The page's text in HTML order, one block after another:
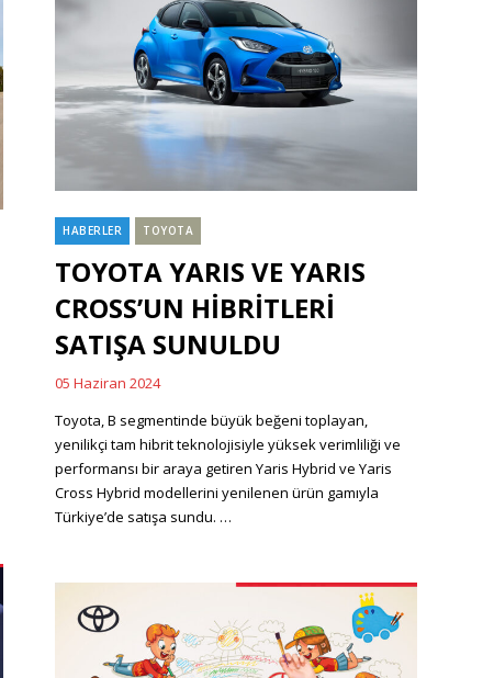
Categories
HABERLER TOYOTA
TOYOTA YARIS VE YARIS
CROSS’UN HİBRİTLERİ
SATIŞA SUNULDU
Posted
on
05 Haziran 2024
Toyota, B segmentinde büyük beğeni toplayan,
yenilikçi tam hibrit teknolojisiyle yüksek verimliliği ve
performansı bir araya getiren Yaris Hybrid ve Yaris
Cross Hybrid modellerini yenilenen ürün gamıyla
Türkiye’de satışa sundu. …